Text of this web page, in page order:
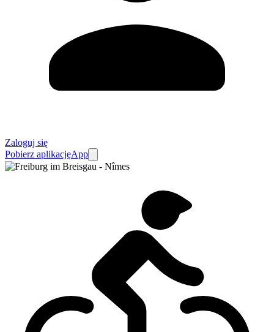
Zaloguj się
Pobierz aplikacjęApp